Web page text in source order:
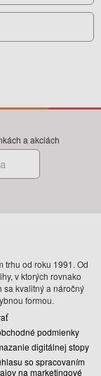
a akciách
trhu od roku 1991. Od
v ktorých rovnako
sa kvalitný a náročný
formou.
podmienky
digitálnej stopy
so spracovaním
na marketingové